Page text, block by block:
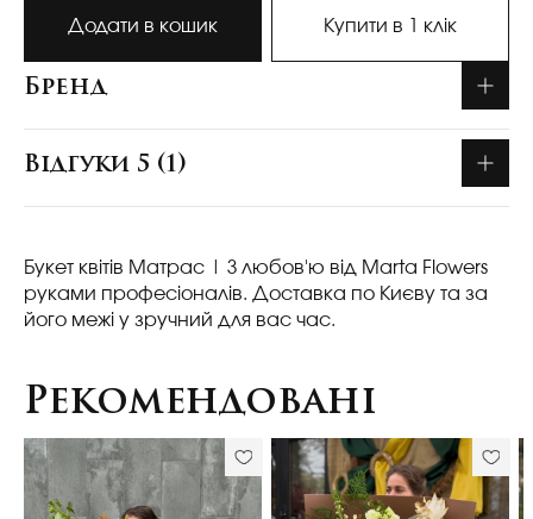
Додати в кошик Купити в 1 клік
Бренд
Відгуки 5 (1)
Букет квітів Матрас
| З любов'ю від Marta Flowers
руками професіоналів. Доставка по Києву та за
його межі у зручний для вас час.
Рекомендовані